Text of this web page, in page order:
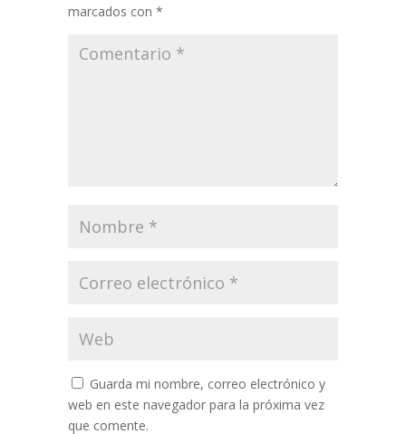
marcados con *
Guarda mi nombre, correo electrónico y
web en este navegador para la próxima vez
que comente.